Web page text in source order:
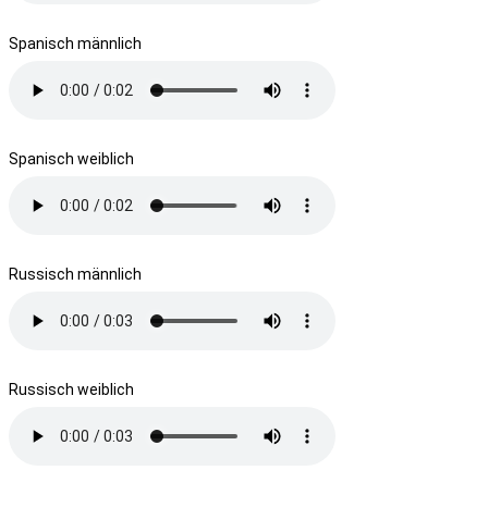
Spanisch männlich
Spanisch weiblich
Russisch männlich
Russisch weiblich